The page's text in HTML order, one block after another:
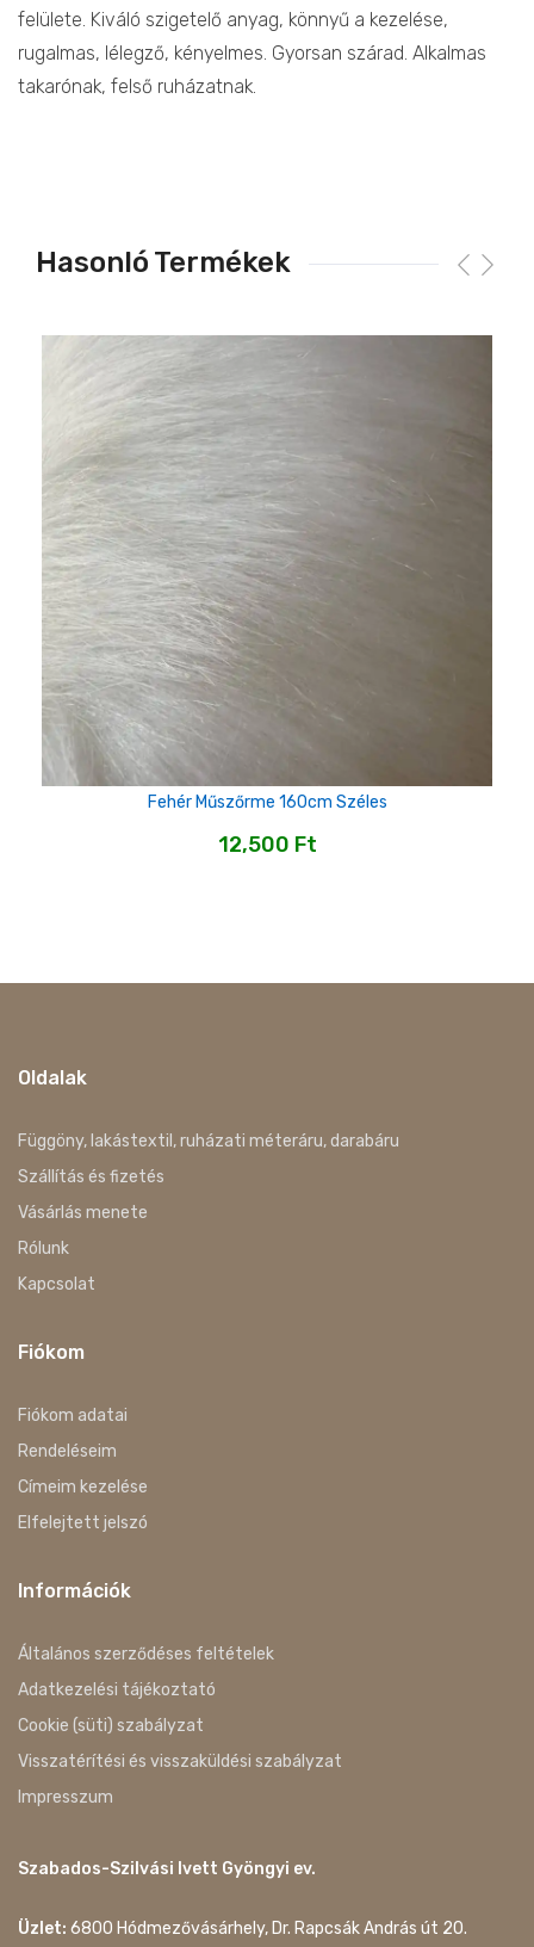
felülete. Kiváló szigetelő anyag, könnyű a kezelése,
rugalmas, lélegző, kényelmes. Gyorsan szárad. Alkalmas
takarónak, felső ruházatnak.
Hasonló Termékek
Fehér Műszőrme 160cm Széles
12,500 Ft
Oldalak
Függöny, lakástextil, ruházati méteráru, darabáru
Szállítás és fizetés
Vásárlás menete
Rólunk
Kapcsolat
Fiókom
Fiókom adatai
Rendeléseim
Címeim kezelése
Elfelejtett jelszó
Információk
Általános szerződéses feltételek
Adatkezelési tájékoztató
Cookie (süti) szabályzat
Visszatérítési és visszaküldési szabályzat
Impresszum
Szabados-Szilvási Ivett Gyöngyi ev.
Üzlet: 6800 Hódmezővásárhely, Dr. Rapcsák András út 20.